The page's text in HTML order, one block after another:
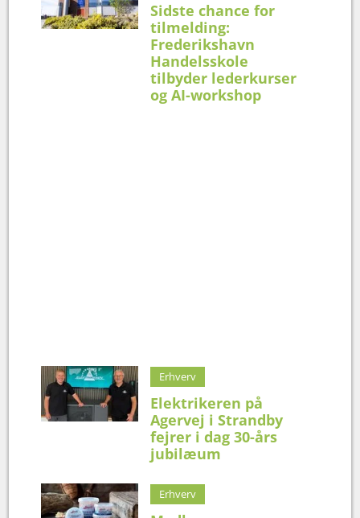
Sidste chance for
tilmelding:
Frederikshavn
Handelsskole
tilbyder lederkurser
og AI-workshop
Erhverv
Elektrikeren på
Agervej i Strandby
fejrer i dag 30-års
jubilæum
Erhverv